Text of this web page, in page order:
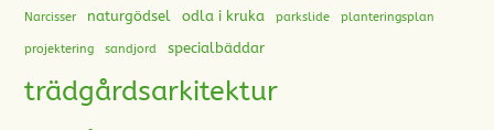
Narcisser naturgödsel odla i kruka parkslide planteringsplan
projektering sandjord specialbäddar
trädgårdsarkitektur